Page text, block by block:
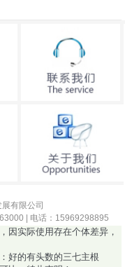
有限公司
| 电话：15969298895
因实际使用存在个体差异，
好的有头数的三七主根